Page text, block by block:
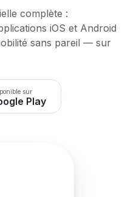
complète :
iOS et Android
sans pareil — sur
sur
Play